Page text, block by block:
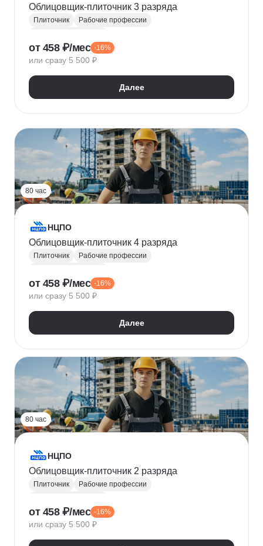
Облицовщик-плиточник 3 разряда
Плиточник
Рабочие профессии
от 458 ₽/мес -16%
или сразу 5 500 ₽
Далее
80 час
НЦПО
Облицовщик-плиточник 4 разряда
Плиточник
Рабочие профессии
от 458 ₽/мес -16%
или сразу 5 500 ₽
Далее
80 час
НЦПО
Облицовщик-плиточник 2 разряда
Плиточник
Рабочие профессии
от 458 ₽/мес -16%
или сразу 5 500 ₽